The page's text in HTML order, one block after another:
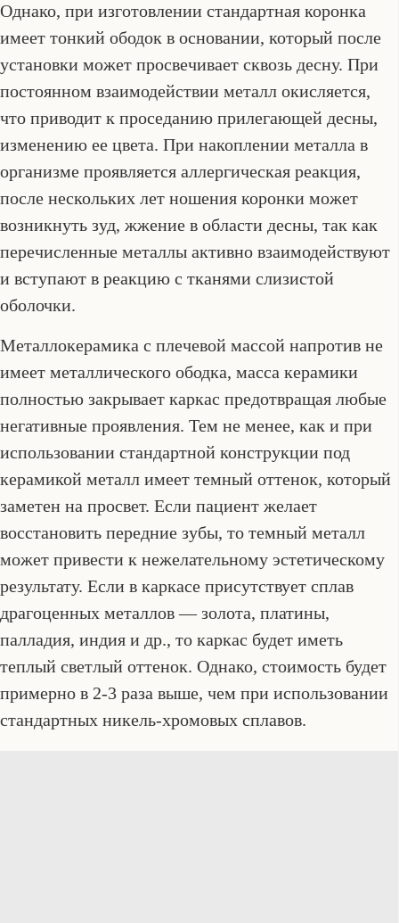
Однако, при изготовлении стандартная коронка
имеет тонкий ободок в основании, который после
установки может просвечивает сквозь десну. При
постоянном взаимодействии металл окисляется,
что приводит к проседанию прилегающей десны,
изменению ее цвета. При накоплении металла в
организме проявляется аллергическая реакция,
после нескольких лет ношения коронки может
возникнуть зуд, жжение в области десны, так как
перечисленные металлы активно взаимодействуют
и вступают в реакцию с тканями слизистой
оболочки.
Металлокерамика с плечевой массой напротив не
имеет металлического ободка, масса керамики
полностью закрывает каркас предотвращая любые
негативные проявления. Тем не менее, как и при
использовании стандартной конструкции под
керамикой металл имеет темный оттенок, который
заметен на просвет. Если пациент желает
восстановить передние зубы, то темный металл
может привести к нежелательному эстетическому
результату. Если в каркасе присутствует сплав
драгоценных металлов — золота, платины,
палладия, индия и др., то каркас будет иметь
теплый светлый оттенок. Однако, стоимость будет
примерно в 2-3 раза выше, чем при использовании
стандартных никель-хромовых сплавов.